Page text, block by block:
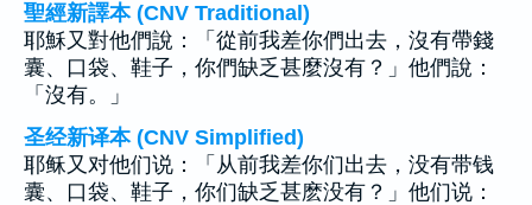
聖經新譯本 (CNV Traditional)
耶穌又對他們說：「從前我差你們出去，沒有帶錢
囊、口袋、鞋子，你們缺乏甚麼沒有？」他們說：
「沒有。」
圣经新译本 (CNV Simplified)
耶稣又对他们说：「从前我差你们出去，没有带钱
囊、口袋、鞋子，你们缺乏甚麽没有？」他们说：